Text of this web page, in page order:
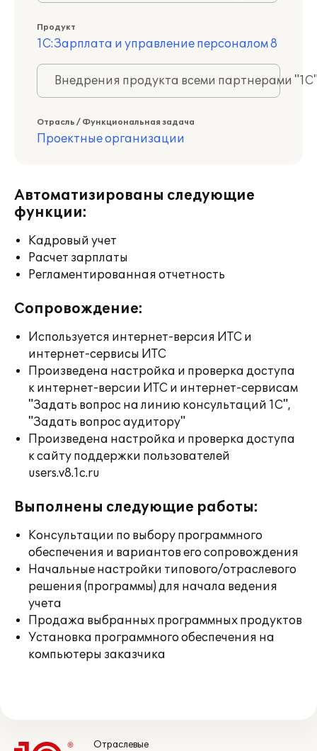
Продукт
1С:Зарплата и управление персоналом 8
Внедрения продукта всеми партнерами
Отрасль / Функциональная задача
Проектные организации
Автоматизированы следующие
функции:
Кадровый учет
Расчет зарплаты
Регламентированная отчетность
Сопровождение:
Используется интернет-версия ИТС и
интернет-сервисы ИТС
Произведена настройка и проверка доступа
к интернет-версии ИТС и интернет-сервисам
"Задать вопрос на линию консультаций 1С",
"Задать вопрос аудитору"
Произведена настройка и проверка доступа
к сайту поддержки пользователей
users.v8.1c.ru
Выполнены следующие работы:
Консультации по выбору программного
обеспечения и вариантов его сопровождения
Начальные настройки типового/отраслевого
решения (программы) для начала ведения
учета
Продажа выбранных программных продуктов
Установка программного обеспечения на
компьютеры заказчика
Отраслевые